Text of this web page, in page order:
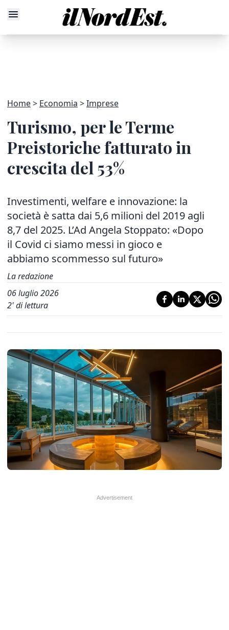
Home Economia Imprese
Turismo, per le Terme
Preistoriche fatturato in
crescita del 53%
Investimenti, welfare e innovazione: la
società è satta dai 5,6 milioni del 2019 agli
8,7 del 2025. L’Ad Angela Stoppato: «Dopo
il Covid ci siamo messi in gioco e
abbiamo scommesso sul futuro»
La redazione
06 luglio 2026
2' di lettura